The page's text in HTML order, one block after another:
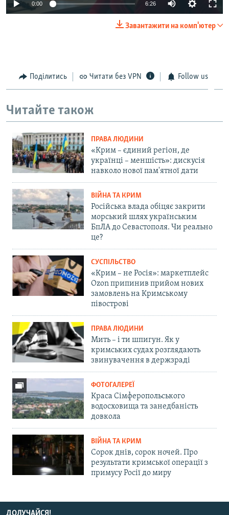
0:00 6:26
Завантажити на комп'ютер
Поділитись Читати без VPN Follow us
Читайте також
ПРАВА ЛЮДИНИ
«Крим – єдиний регіон, де
українці – меншість»: дискусія
навколо нової пам'ятної дати
ВІЙНА ТА КРИМ
Російська влада обіцяє закрити
морський шлях українським
БпЛА до Севастополя. Чи реально
це?
СУСПІЛЬСТВО
«Крим – не Росія»: маркетплейс
Ozon припинив прийом нових
замовлень на Кримському
півострові
ПРАВА ЛЮДИНИ
Мить – і ти шпигун. Як у
кримських судах розглядають
звинувачення в держзраді
ФОТОГАЛЕРЕЇ
Краса Сімферопольського
водосховища та занедбаність
довкола
ВІЙНА ТА КРИМ
Сорок днів, сорок ночей. Про
результати кримської операції з
примусу Росії до миру